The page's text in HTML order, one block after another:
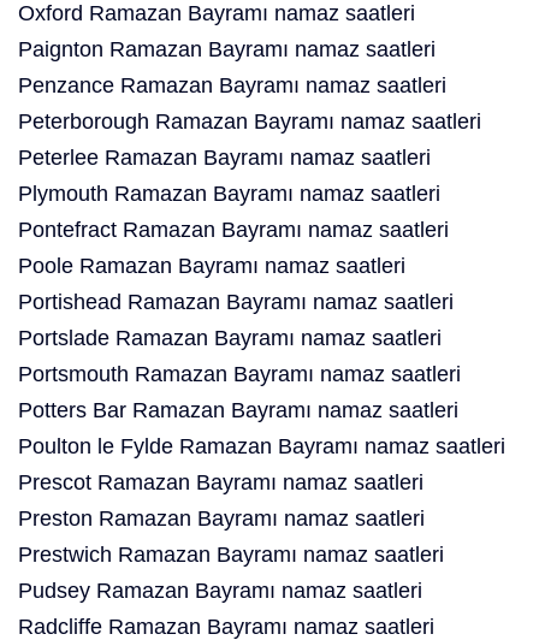
Oxford Ramazan Bayramı namaz saatleri
Paignton Ramazan Bayramı namaz saatleri
Penzance Ramazan Bayramı namaz saatleri
Peterborough Ramazan Bayramı namaz saatleri
Peterlee Ramazan Bayramı namaz saatleri
Plymouth Ramazan Bayramı namaz saatleri
Pontefract Ramazan Bayramı namaz saatleri
Poole Ramazan Bayramı namaz saatleri
Portishead Ramazan Bayramı namaz saatleri
Portslade Ramazan Bayramı namaz saatleri
Portsmouth Ramazan Bayramı namaz saatleri
Potters Bar Ramazan Bayramı namaz saatleri
Poulton le Fylde Ramazan Bayramı namaz saatleri
Prescot Ramazan Bayramı namaz saatleri
Preston Ramazan Bayramı namaz saatleri
Prestwich Ramazan Bayramı namaz saatleri
Pudsey Ramazan Bayramı namaz saatleri
Radcliffe Ramazan Bayramı namaz saatleri